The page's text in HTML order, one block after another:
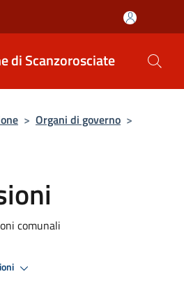
di Scanzorosciate
> Organi di governo >
comunali